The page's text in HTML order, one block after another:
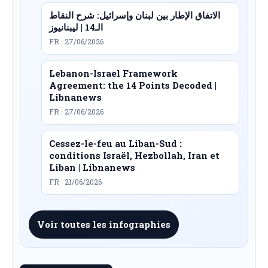
الاتفاق الإطار بين لبنان وإسرائيل: شرح النقاط
الـ14 | ليبنانيوز
FR · 27/06/2026
Lebanon-Israel Framework
Agreement: the 14 Points Decoded |
Libnanews
FR · 27/06/2026
Cessez-le-feu au Liban-Sud :
conditions Israël, Hezbollah, Iran et
Liban | Libnanews
FR · 21/06/2026
Voir toutes les infographies